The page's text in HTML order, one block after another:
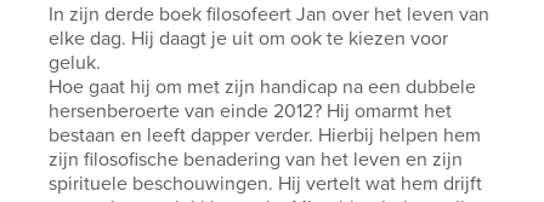
In zijn derde boek filosofeert Jan over het leven van
elke dag. Hij daagt je uit om ook te kiezen voor
geluk.
Hoe gaat hij om met zijn handicap na een dubbele
hersenberoerte van einde 2012? Hij omarmt het
bestaan en leeft dapper verder. Hierbij helpen hem
zijn filosofische benadering van het leven en zijn
spirituele beschouwingen. Hij vertelt wat hem drijft